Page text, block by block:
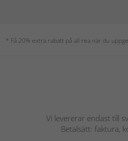
* Få 20% extra rabatt på all rea när du
Vi levererar endast till
Betalsätt: faktura,